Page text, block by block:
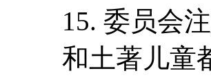
15. 委员会
和土著儿童